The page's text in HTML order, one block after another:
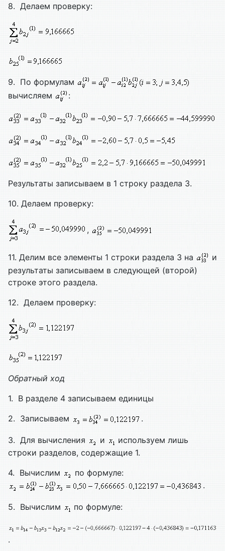
8. Делаем проверку:
9. По формулам
вычисляем
:
Результаты записываем в 1 строку раздела 3.
10. Делаем проверку:
,
11. Делим все элементы 1 строки раздела 3 на
и
результаты записываем в следующей (второй)
строке этого раздела.
12. Делаем проверку:
Обратный ход
1. В разделе 4 записываем единицы
2. Записываем
.
3. Для вычисления и
используем лишь
строки разделов, содержащие 1.
4. Вычислим
по формуле:
.
5. Вычислим по формуле:
.